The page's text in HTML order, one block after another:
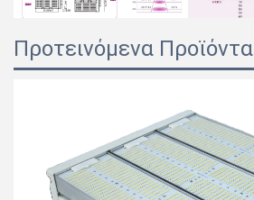
Προτεινόμενα Προϊόντα